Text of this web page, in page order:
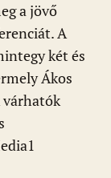
a jövő
A
két és
Ákos
várhatók